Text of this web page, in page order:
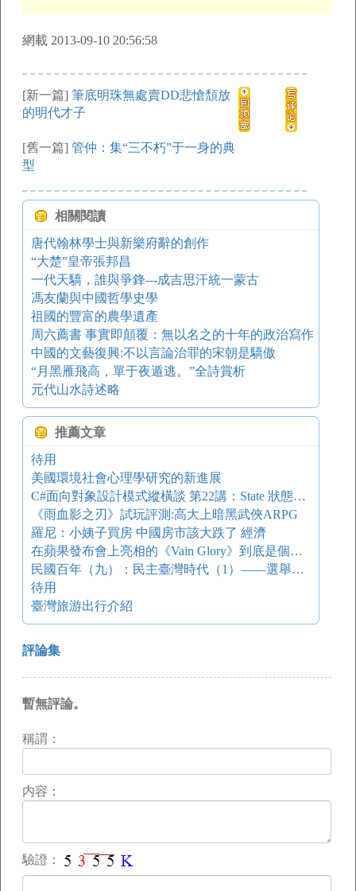
網載 2013-09-10 20:56:58
[新一篇] 筆底明珠無處賣DD悲愴頹放
的明代才子
[舊一篇] 管仲：集“三不朽”于一身的典
型
相關閱讀
唐代翰林學士與新樂府辭的創作
“大楚”皇帝張邦昌
一代天驕，誰與爭鋒---成吉思汗統一蒙古
馮友蘭與中國哲學史學
祖國的豐富的農學遺產
周六薦書 事實即顛覆：無以名之的十年的政治寫作
中國的文藝復興:不以言論治罪的宋朝是驕傲
“月黑雁飛高，單于夜遁逃。”全詩賞析
元代山水詩述略
推薦文章
待用
美國環境社會心理學研究的新進展
C#面向對象設計模式縱橫談 第22講：State 狀態模式
《雨血影之刃》試玩評測:高大上暗黑武俠ARPG
羅尼：小姨子買房 中國房市該大跌了 經濟
在蘋果發布會上亮相的《Vain Glory》到底是個什么游戲？ 游戲葡萄
民國百年（九）：民主臺灣時代（1）——選舉之路
待用
臺灣旅游出行介紹
評論集
暫無評論。
稱謂：
内容：
驗證：